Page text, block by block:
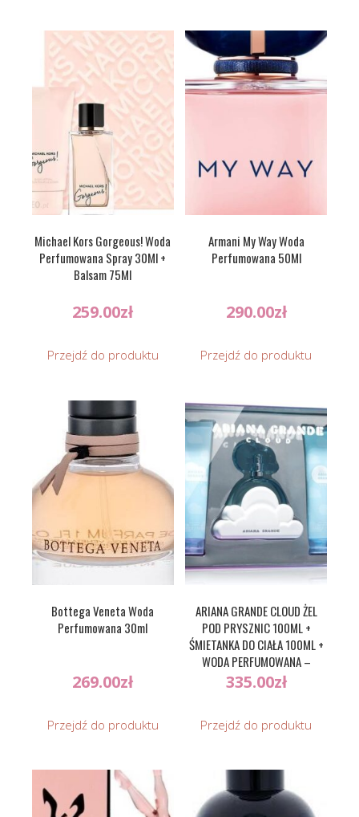
Michael Kors Gorgeous! Woda
Perfumowana Spray 30Ml +
Balsam 75Ml
259.00zł
Przejdź do produktu
Armani My Way Woda
Perfumowana 50Ml
290.00zł
Przejdź do produktu
Bottega Veneta Woda
Perfumowana 30ml
269.00zł
Przejdź do produktu
ARIANA GRANDE CLOUD ŻEL
POD PRYSZNIC 100ML +
ŚMIETANKA DO CIAŁA 100ML +
WODA PERFUMOWANA –
100ML
335.00zł
Przejdź do produktu